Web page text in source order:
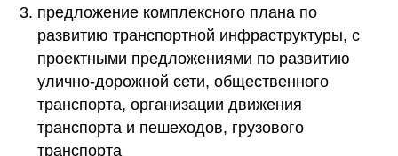
предложение комплексного плана по
развитию транспортной инфраструктуры, с
проектными предложениями по развитию
улично-дорожной сети, общественного
транспорта, организации движения
транспорта и пешеходов, грузового
транспорта